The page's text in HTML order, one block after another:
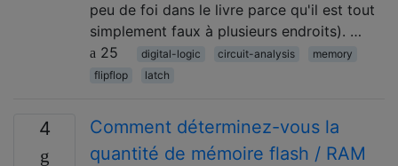
peu de foi dans le livre parce qu'il est tout
simplement faux à plusieurs endroits). …
25
digital-logic circuit-analysis
memory
flipflop
latch
4
Comment déterminez-vous la
quantité de mémoire flash / RAM